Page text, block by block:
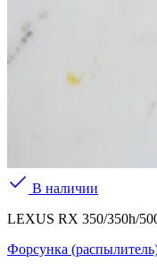
В наличии
LEXUS RX 350/350h/
Форсунка